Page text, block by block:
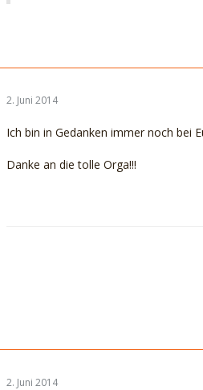
2. Juni 2014
Ich bin in Gedanken immer noch bei
Danke an die tolle Orga!!!
2. Juni 2014